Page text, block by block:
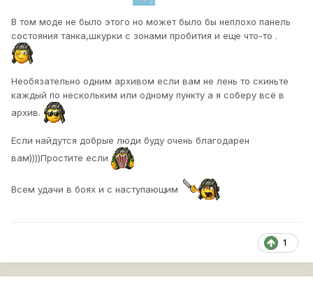
В том моде не было этого но может было бы неплохо панель
состояния танка,шкурки с зонами пробития и еще что-то .
Необязательно одним архивом если вам не лень то скиньте
каждый по нескольким или одному пункту а я соберу всё в
архив.
Если найдутся добрые люди буду очень благодарен
вам))))Простите если
Всем удачи в боях и с наступающим
1